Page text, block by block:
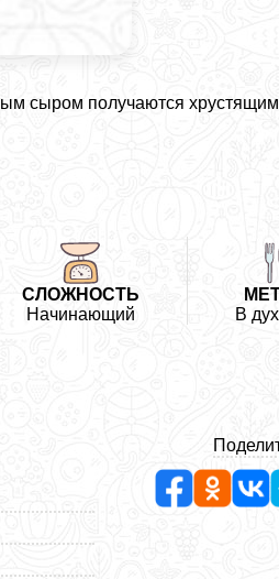
сыром получаются
СЛОЖНОСТЬ
Начинающий
В